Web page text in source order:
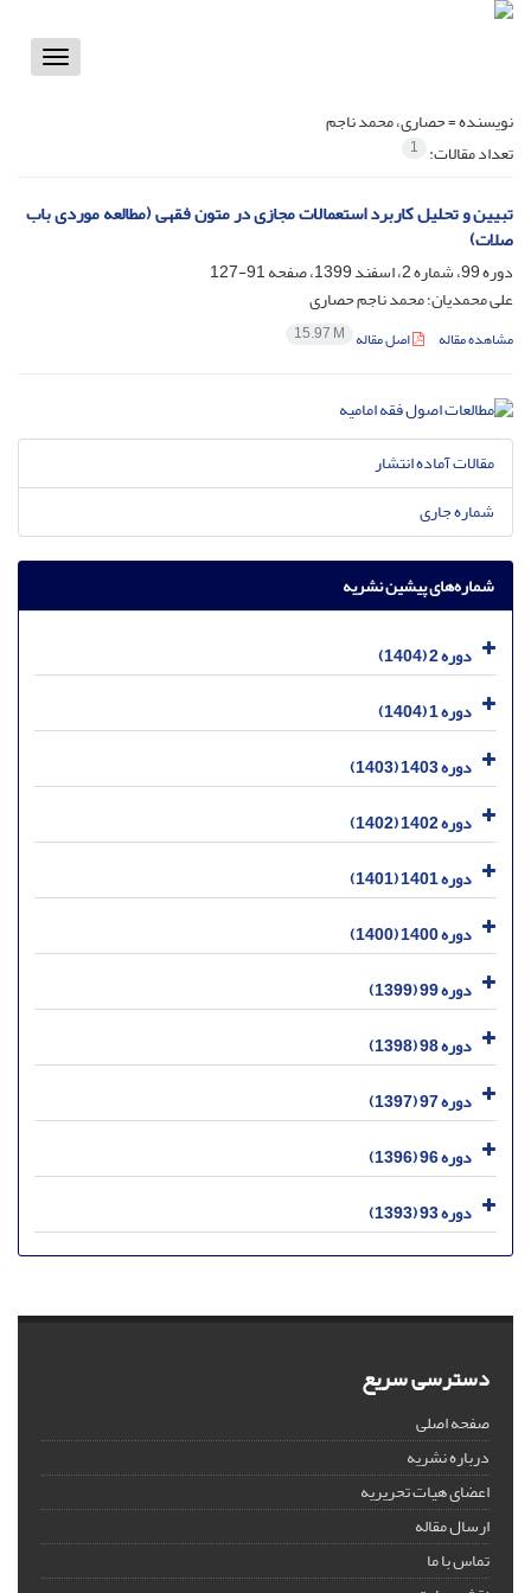
Toggle
نویسنده =حصاری، محمد ناجم
تعداد مقالات: 1
تبیین و تحلیل کاربرد استعمالات مجازی در متون فقهی (مطالعه موردی باب
صلات)
دوره 99، شماره 2، اسفند 1399، صفحه
91-127
علی محمدیان؛ محمد ناجم حصاری
مشاهده مقاله اصل مقاله 15.97 M
مقالات آماده انتشار
شماره جاری
شماره‌های پیشین نشریه
دوره 2 (1404)
دوره 1 (1404)
دوره 1403 (1403)
دوره 1402 (1402)
دوره 1401 (1401)
دوره 1400 (1400)
دوره 99 (1399)
دوره 98 (1398)
دوره 97 (1397)
دوره 96 (1396)
دوره 93 (1393)
دسترسی سریع
صفحه اصلی
درباره نشریه
اعضای هیات تحریریه
ارسال مقاله
تماس با ما